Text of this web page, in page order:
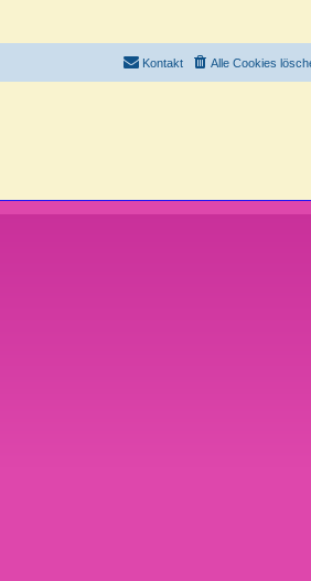
Alle Cookies
Kontakt